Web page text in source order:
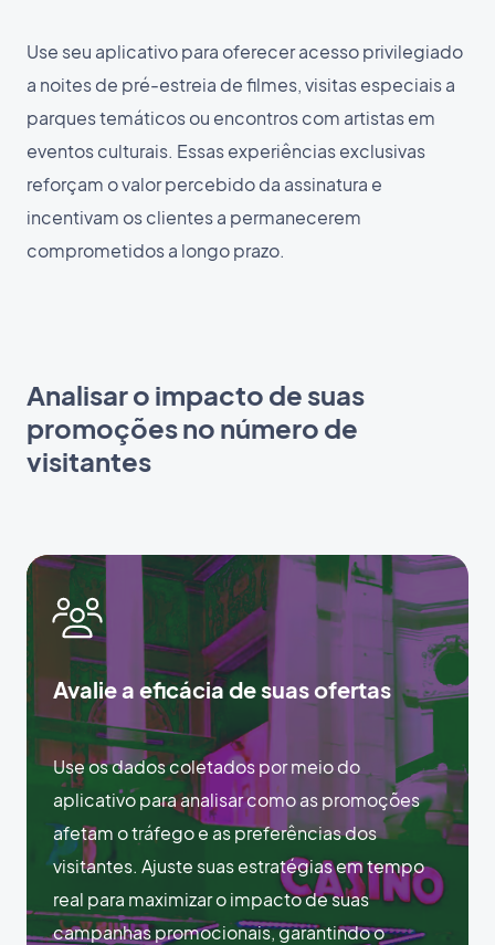
Use seu aplicativo para oferecer acesso privilegiado
a noites de pré-estreia de filmes, visitas especiais a
parques temáticos ou encontros com artistas em
eventos culturais. Essas experiências exclusivas
reforçam o valor percebido da assinatura e
incentivam os clientes a permanecerem
comprometidos a longo prazo.
Analisar o impacto de suas
promoções no número de
visitantes
Avalie a eficácia de suas ofertas
Use os dados coletados por meio do
aplicativo para analisar como as promoções
afetam o tráfego e as preferências dos
visitantes. Ajuste suas estratégias em tempo
real para maximizar o impacto de suas
campanhas promocionais, garantindo o